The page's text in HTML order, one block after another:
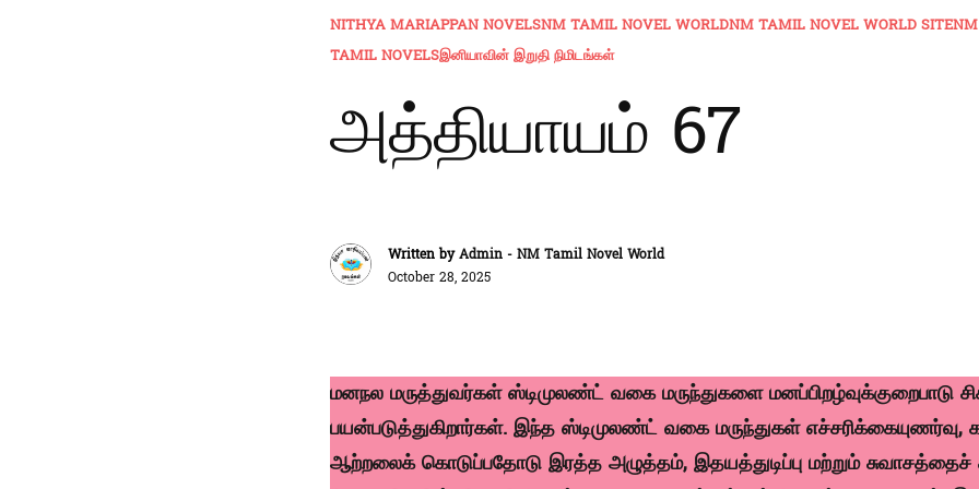
NITHYA MARIAPPAN NOVELSNM TAMIL NOVEL WORLDNM TAMIL NOVEL WORLD SITE
TAMIL NOVELSஇனியாவின் இறுதி நிமிடங்கள்
அத்தியாயம் 67
Written byAdmin - NM Tamil Novel World
October 28, 2025
மனநல மருத்துவர்கள் ஸ்டிமுலண்ட் வகை மருந்துகளை மனப்பிறழ்வுக்குறைபாடு
பயன்படுத்துகிறார்கள். இந்த ஸ்டிமுலண்ட் வகை மருந்துகள் எச்சரிக்கையுணர்வு,
ஆற்றலைக் கொடுப்பதோடு இரத்த அழுத்தம், இதயத்துடிப்பு மற்றும் சுவாசத்தைச்